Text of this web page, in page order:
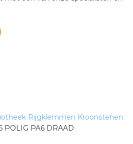
Rijgklemmen Kroonstenen
POLIG PA6 DRAAD